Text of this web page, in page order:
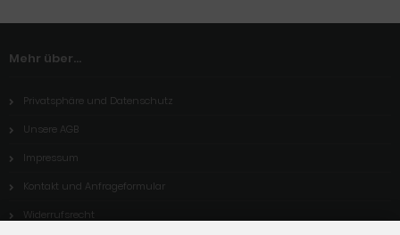
Mehr über...
Privatsphäre und Datenschutz
Unsere AGB
Impressum
Kontakt und Anfrageformular
Widerrufsrecht